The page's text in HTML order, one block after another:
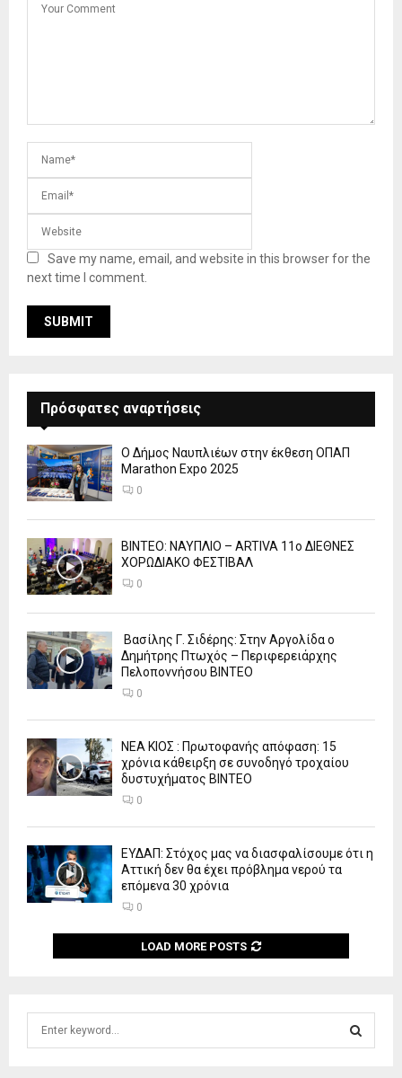
Save my name, email, and website in this browser for the
next time I comment.
Πρόσφατες αναρτήσεις
Ο Δήμος Ναυπλιέων στην έκθεση ΟΠΑΠ
Marathon Expo 2025
0
ΒΙΝΤΕΟ: ΝΑΥΠΛΙΟ – ARTIVA 11ο ΔΙΕΘΝΕΣ
ΧΟΡΩΔΙΑΚΟ ΦΕΣΤΙΒΑΛ
0
Βασίλης Γ. Σιδέρης: Στην Αργολίδα ο
Δημήτρης Πτωχός – Περιφερειάρχης
Πελοποννήσου ΒΙΝΤΕΟ
0
ΝΕΑ ΚΙΟΣ : Πρωτοφανής απόφαση: 15
χρόνια κάθειρξη σε συνοδηγό τροχαίου
δυστυχήματος ΒΙΝΤΕΟ
0
ΕΥΔΑΠ: Στόχος μας να διασφαλίσουμε ότι η
Αττική δεν θα έχει πρόβλημα νερού τα
επόμενα 30 χρόνια
0
LOAD MORE POSTS